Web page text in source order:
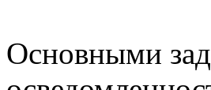
Основными